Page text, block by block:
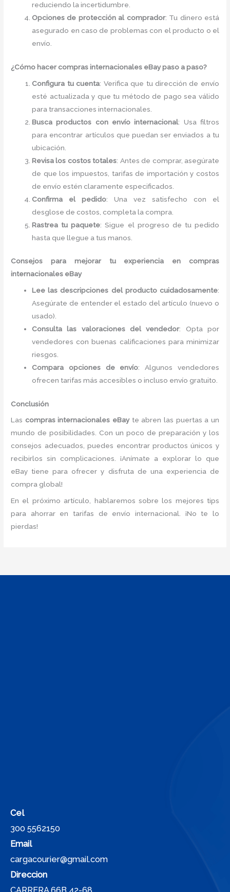
reduciendo la incertidumbre.
Opciones de protección al comprador: Tu dinero está
asegurado en caso de problemas con el producto o el
envío.
¿Cómo hacer compras internacionales eBay paso a paso?
Configura tu cuenta: Verifica que tu dirección de envío
esté actualizada y que tu método de pago sea válido
para transacciones internacionales.
Busca productos con envío internacional: Usa filtros
para encontrar artículos que puedan ser enviados a tu
ubicación.
Revisa los costos totales: Antes de comprar, asegúrate
de que los impuestos, tarifas de importación y costos
de envío estén claramente especificados.
Confirma el pedido: Una vez satisfecho con el
desglose de costos, completa la compra.
Rastrea tu paquete: Sigue el progreso de tu pedido
hasta que llegue a tus manos.
Consejos para mejorar tu experiencia en compras
internacionales eBay
Lee las descripciones del producto cuidadosamente:
Asegúrate de entender el estado del artículo (nuevo o
usado).
Consulta las valoraciones del vendedor: Opta por
vendedores con buenas calificaciones para minimizar
riesgos.
Compara opciones de envío: Algunos vendedores
ofrecen tarifas más accesibles o incluso envío gratuito.
Conclusión
Las compras internacionales eBayte abren las puertas a un
mundo de posibilidades. Con un poco de preparación y los
consejos adecuados, puedes encontrar productos únicos y
recibirlos sin complicaciones. ¡Anímate a explorar lo que
eBay tiene para ofrecer y disfruta de una experiencia de
compra global!
En el próximo artículo, hablaremos sobre los mejores tips
para ahorrar en tarifas de envío internacional. ¡No te lo
pierdas!
Cel
300 5562150
Email
cargacourier@gmail.com
Direccion